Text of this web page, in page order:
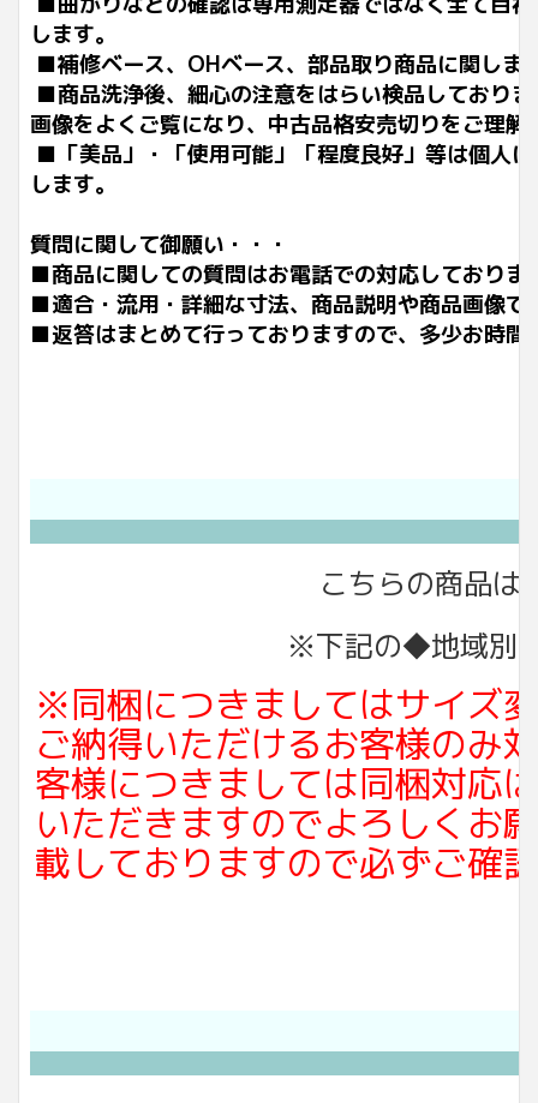
します。
■補修ベース、OHベース、部品取り商品に関しま
■商品洗浄後、細心の注意をはらい検品しており
画像をよくご覧になり、中古品格安売切りをご理
■「美品」・「使用可能」「程度良好」等は個人
します。
質問に関して御願い・・・
■商品に関しての質問はお電話での対応しており
■適合・流用・詳細な寸法、商品説明や商品画像
■返答はまとめて行っておりますので、多少お時間
こちらの商品
※下記の◆地域別
※同梱につきましてはサイズ
ご納得いただけるお客様のみ
客様につきましては同梱対応
いただきますのでよろしくお
載しておりますので必ずご確